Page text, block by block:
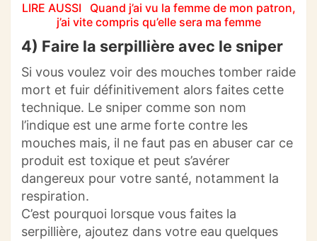
LIRE AUSSI
Quand j’ai vu la femme de mon patron,
j’ai vite compris qu’elle sera ma femme
4) Faire la serpillière avec le sniper
Si vous voulez voir des mouches tomber raide
mort et fuir définitivement alors faites cette
technique. Le sniper comme son nom
l’indique est une arme forte contre les
mouches mais, il ne faut pas en abuser car ce
produit est toxique et peut s’avérer
dangereux pour votre santé, notamment la
respiration.
C’est pourquoi lorsque vous faites la
serpillière, ajoutez dans votre eau quelques